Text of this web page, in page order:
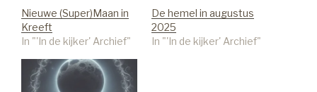
Nieuwe (Super)Maan in
Kreeft
In "'In de kijker' Archief"
De hemel in augustus
2025
In "'In de kijker' Archief"